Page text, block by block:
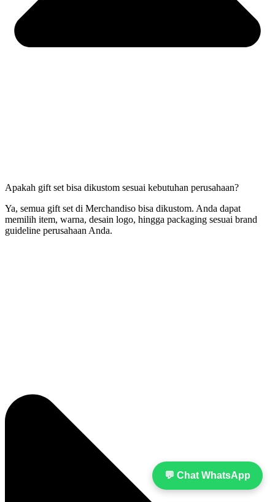
💬 Chat WhatsApp
Apakah gift set bisa dikustom sesuai kebutuhan perusahaan?
Ya, semua gift set di Merchandiso bisa dikustom. Anda dapat
memilih item, warna, desain logo, hingga packaging sesuai brand
guideline perusahaan Anda.